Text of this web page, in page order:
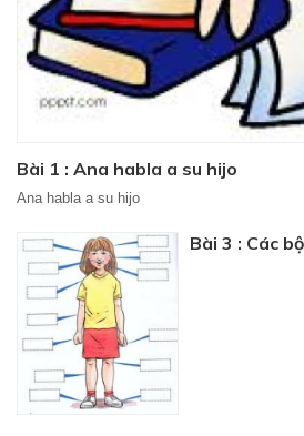
Bài 1 : Ana habla a su hijo
Ana habla a su hijo
Bài 3 : Các